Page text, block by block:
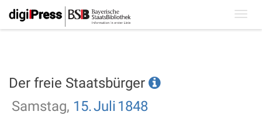
Der freie Staatsbürger
Samstag, 15.Juli 1848